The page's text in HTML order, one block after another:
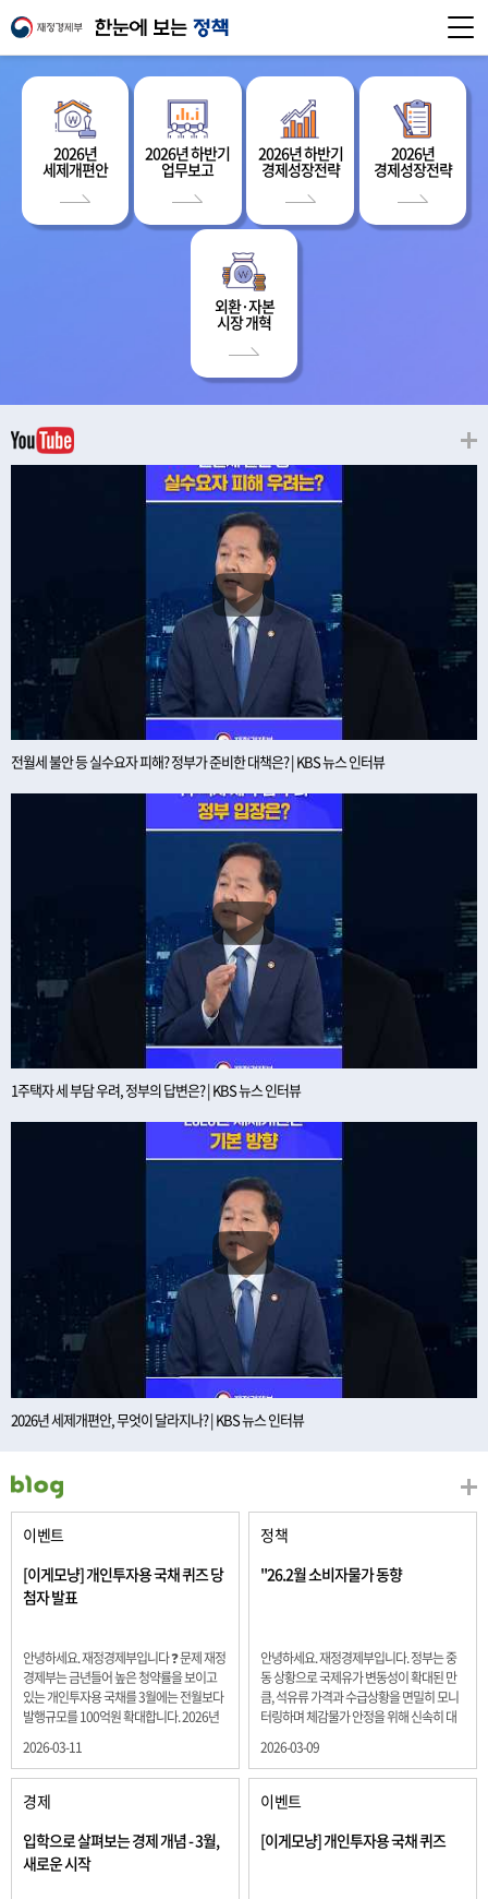
2026년
세제개편안
2026년 하반기
업무보고
2026년 하반기
경제성장전략
2026년
경제성장전략
외환·자본
시장 개혁
전월세 불안 등 실수요자 피해? 정부가 준비한 대책은? | KBS 뉴스 인터뷰
1주택자 세 부담 우려, 정부의 답변은? | KBS 뉴스 인터뷰
2026년 세제개편안, 무엇이 달라지나? | KBS 뉴스 인터뷰
이벤트
[이게모냥] 개인투자용 국채 퀴즈 당
첨자 발표
안녕하세요. 재정경제부입니다 ❓ 문제 재정
경제부는 금년들어 높은 청약률을 보이고
있는 개인투자용 국채를 3월에는 전월보다
발행규모를 100억원 확대합니다. 2026년
5년물 600억원, 10년물 900억원, 20년물
300억원입니다. 그렇다면 3월 개인투자용
국채의 총 발행 예정 금액은 얼마일까요??
보기 ① 1,600억원 ② 1,700억원 ③ 1,800
억원 ④ 2,000억원 정답 : 1,800억원 참여해
주신 모든 분들 감사합니다! 당첨자분들에
게는 지난 이벤트 블로그 게시글에 비밀댓
2026-03-11
정책
"26.2월 소비자물가 동향
안녕하세요. 재정경제부입니다. 정부는 중
동 상황으로 국제유가 변동성이 확대된 만
큼, 석유류 가격과 수급상황을 면밀히 모니
터링하며 체감물가 안정을 위해 신속히 대
료품과 에너지를 제외하고 추세적 흐름을
보여주는 근원물가는 2.3% 상승 향후 지정
학적 요인, 기상여건 등 불확실성이 있는 만
큼, 정부는 체감물가 안정을 위해 총력을 다
할 계획입니다. 특히, 최근 중동 상황으로 국
제유가 변동성이 확대된 만큼, 석유류 가격･
2026-03-09
경제
입학으로 살펴보는 경제 개념 - 3월,
새로운 시작
이벤트
[이게모냥] 개인투자용 국채 퀴즈